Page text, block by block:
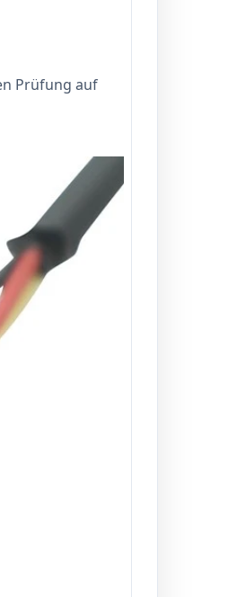
Prüfung auf